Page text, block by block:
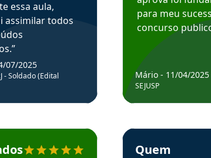
essa aula,
assimilar todos
07/2025
- Soldado (Edital
recomenda o Aprova Concursos em depoimento
para meu
concurso
Mário - 11/04/2025
SEJUSP
Estudante Henrique
Quem